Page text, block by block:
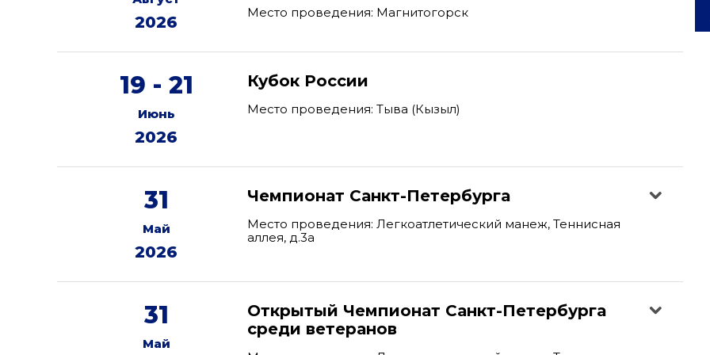
2026
Место проведения: Магнитогорск
19 - 21
Июнь
2026
Кубок России
Место проведения: Тыва (Кызыл)
31
Май
2026
Чемпионат Санкт-Петербурга
Место проведения: Легкоатлетический манеж, Теннисная
аллея, д.3а
31
Май
Открытый Чемпионат Санкт-Петербурга
среди ветеранов